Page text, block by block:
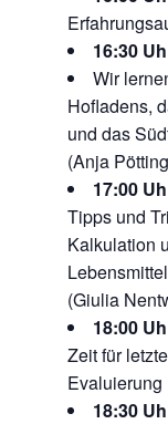
16:30
Wir
Hofladens,
und das
(Anja
17:00
Tipps und
Kalkulation
(Giulia
18:00
Zeit für
Evaluierung
18:30